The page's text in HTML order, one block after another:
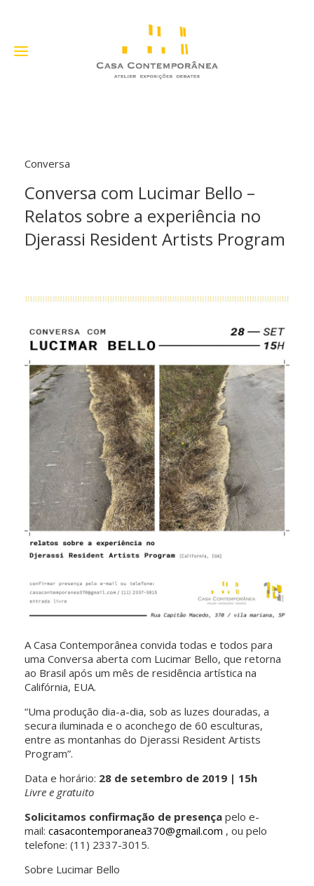
Conversa
Conversa com Lucimar Bello –
Relatos sobre a experiência no
Djerassi Resident Artists Program
A Casa Contemporânea convida todas e todos para
uma Conversa aberta com Lucimar Bello, que retorna
ao Brasil após um mês de residência artística na
Califórnia, EUA.
“Uma produção dia-a-dia, sob as luzes douradas, a
secura iluminada e o aconchego de 60 esculturas,
entre as montanhas do Djerassi Resident Artists
Program”.
Data e horário: 28 de setembro de 2019 | 15h
Livre e gratuito
Solicitamos confirmação de presença pelo e-
mail: casacontemporanea370@gmail.com , ou pelo
telefone: (11) 2337-3015.
Sobre Lucimar Bello